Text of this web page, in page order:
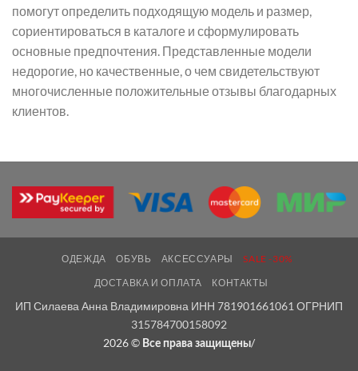
помогут определить подходящую модель и размер,
сориентироваться в каталоге и сформулировать
основные предпочтения. Представленные модели
недорогие, но качественные, о чем свидетельствуют
многочисленные положительные отзывы благодарных
клиентов.
ОДЕЖДА ОБУВЬ АКСЕССУАРЫ
SALE -30%
ДОСТАВКА И ОПЛАТА
КОНТАКТЫ
ИП Силаева Анна Владимировна ИНН 781901661061 ОГРНИП
315784700158092
2026 © Все права защищены/